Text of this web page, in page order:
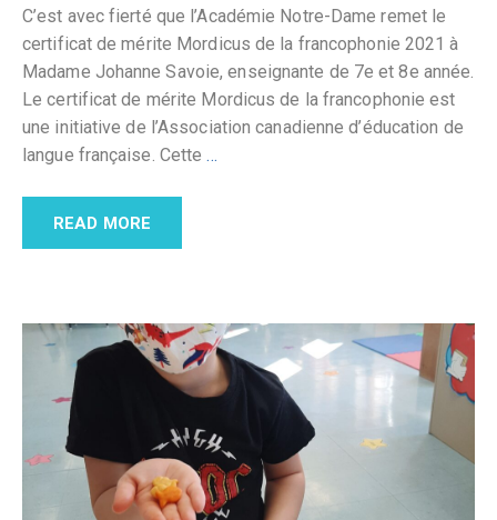
C’est avec fierté que l’Académie Notre-Dame remet le
certificat de mérite Mordicus de la francophonie 2021 à
Madame Johanne Savoie, enseignante de 7e et 8e année.
Le certificat de mérite Mordicus de la francophonie est
une initiative de l’Association canadienne d’éducation de
langue française. Cette…
READ MORE